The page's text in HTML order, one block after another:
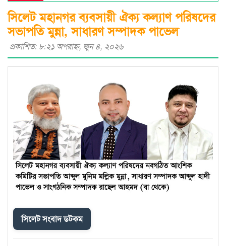
: এড. জুবায়ের
তেল, গ্যাস, বিদ্যুৎ সঙ্কট ও
সিলেট মহানগর ব্যবসায়ী ঐক্য কল্যাণ পরিষদের
সভাপতি মুন্না, সাধারণ সম্পাদক পাভেল
প্রকাশিত: ৮:২১ অপরাহ্ণ, জুন ৪, ২০২৬
সিলেট সংবাদ ডটকম